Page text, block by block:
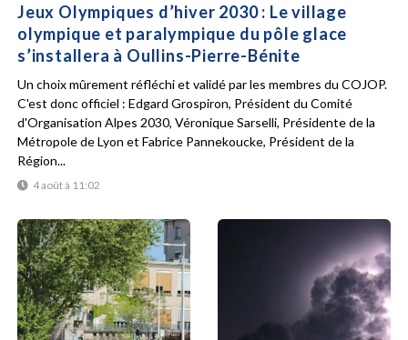
Jeux Olympiques d’hiver 2030 : Le village
olympique et paralympique du pôle glace
s’installera à Oullins-Pierre-Bénite
4 août à 11:02
Un choix mûrement réfléchi et validé par les membres du COJOP.
C'est donc officiel : Edgard Grospiron, Président du Comité
d'Organisation Alpes 2030, Véronique Sarselli, Présidente de la
Métropole de Lyon et Fabrice Pannekoucke, Président de la
Région...